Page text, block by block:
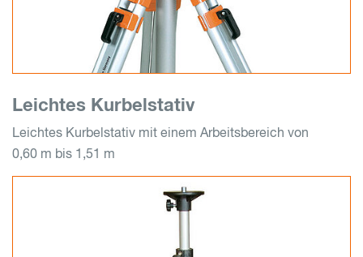
Leichtes Kurbelstativ
Leichtes Kurbelstativ mit einem Arbeitsbereich von
0,60 m bis 1,51 m